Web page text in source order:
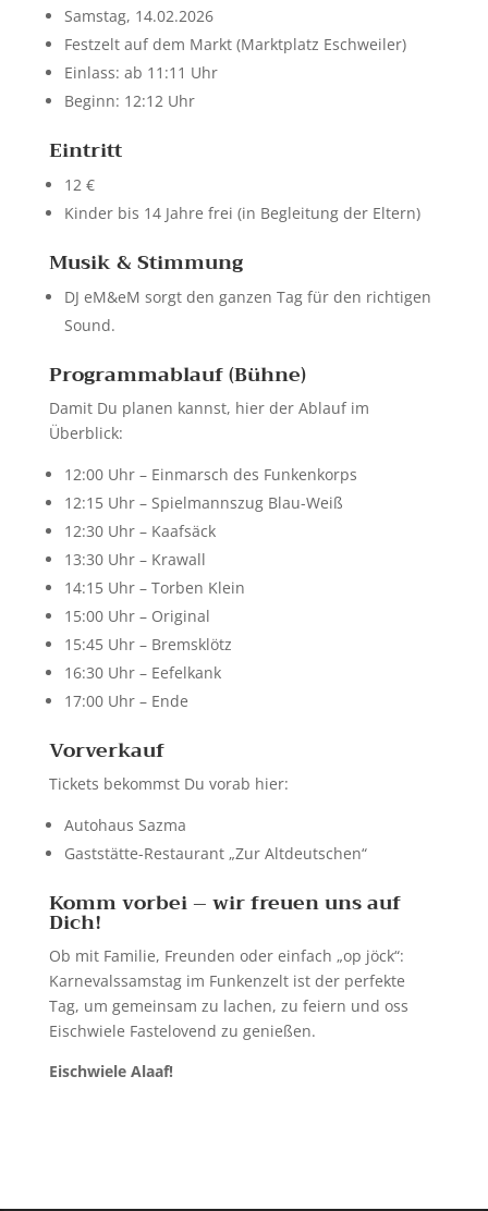
Samstag, 14.02.2026
Festzelt auf dem Markt (Marktplatz Eschweiler)
Einlass: ab 11:11 Uhr
Beginn: 12:12 Uhr
Eintritt
12 €
Kinder bis 14 Jahre frei (in Begleitung der Eltern)
Musik & Stimmung
DJ eM&eM sorgt den ganzen Tag für den richtigen
Sound.
Programmablauf (Bühne)
Damit Du planen kannst, hier der Ablauf im
Überblick:
12:00 Uhr – Einmarsch des Funkenkorps
12:15 Uhr – Spielmannszug Blau-Weiß
12:30 Uhr – Kaafsäck
13:30 Uhr – Krawall
14:15 Uhr – Torben Klein
15:00 Uhr – Original
15:45 Uhr – Bremsklötz
16:30 Uhr – Eefelkank
17:00 Uhr – Ende
Vorverkauf
Tickets bekommst Du vorab hier:
Autohaus Sazma
Gaststätte-Restaurant „Zur Altdeutschen“
Komm vorbei – wir freuen uns auf
Dich!
Ob mit Familie, Freunden oder einfach „op jöck“:
Karnevalssamstag im Funkenzelt ist der perfekte
Tag, um gemeinsam zu lachen, zu feiern und oss
Eischwiele Fastelovend zu genießen.
Eischwiele Alaaf!